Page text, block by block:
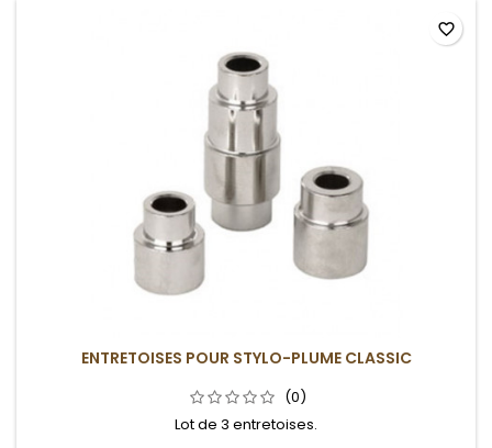
ENTRETOISES POUR STYLO-PLUME CLASSIC
(0)
Lot de 3 entretoises.
favorite_border